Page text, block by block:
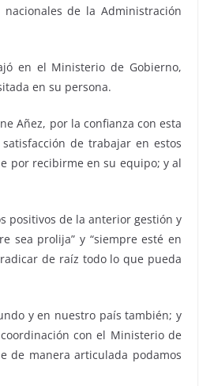
de la Administración
en el Ministerio de Gobierno,
en su persona.
Añez, por la confianza con esta
de trabajar en estos
por recibirme en su equipo; y al
positivos de la anterior gestión y
sea prolija” y “siempre esté en
de raíz todo lo que pueda
y en nuestro país también; y
con el Ministerio de
de manera articulada podamos